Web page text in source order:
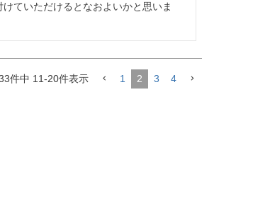
ていただけるとなおよいかと思いま
件中 11-20件表示 1 2 3 4